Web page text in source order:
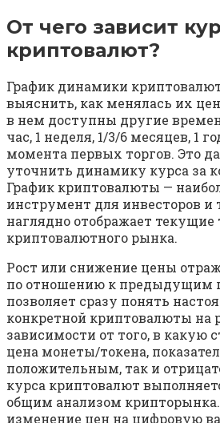
От чего зависит
криптовалют?
График динамики
выяснить, как менялась их
в нем доступны другие
час, 1 неделя, 1/3/6 месяцев, 1
момента первых торгов. Это
уточнить динамику курса за
График криптовалюты —
инструмент для инвесторов и
наглядно отображает текущие
криптовалютного рынка.
Рост или снижение цены
по отношению к предыдущим
позволяет сразу понять
конкретной криптовалюты на
зависимости от того, в какую
цена монеты/токена,
положительным, так и
курса криптовалют
общим анализом
изменение цен на цифровую